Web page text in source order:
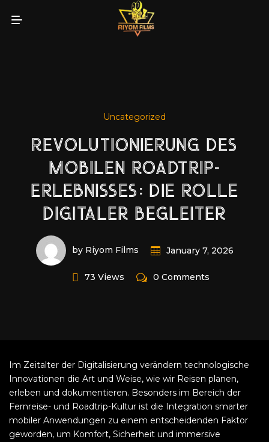
Uncategorized
REVOLUTIONIERUNG DES
MOBILEN ROADTRIP-
ERLEBNISSES: DIE ROLLE
DIGITALER BEGLEITER
by Riyom Films January 7, 2026
73 Views 0 Comments
Im Zeitalter der Digitalisierung verändern technologische
Innovationen die Art und Weise, wie wir Reisen planen,
erleben und dokumentieren. Besonders im Bereich der
Fernreise- und Roadtrip-Kultur ist die Integration smarter
mobiler Anwendungen zu einem entscheidenden Faktor
geworden, um Komfort, Sicherheit und immersive